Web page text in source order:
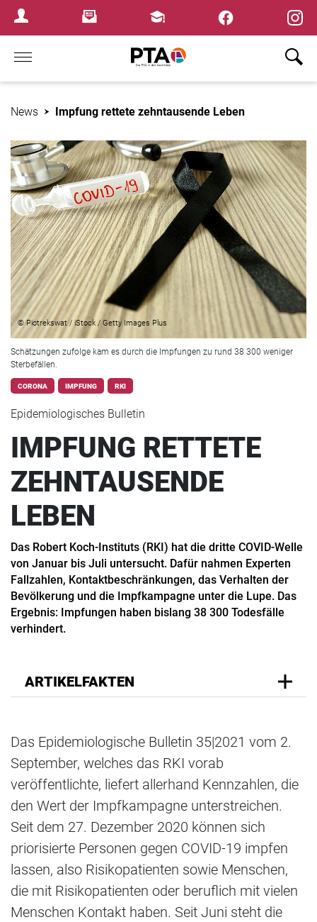
Login MenuNewsletterFortbildungen
Home
News Impfung rettete zehntausende Leben
© Piotrekswat / iStock / Getty Images Plus
Schätzungen zufolge kam es durch die Impfungen zu rund 38 300 weniger
Sterbefällen.
CORONA IMPFUNG RKI
Epidemiologisches Bulletin
IMPFUNG RETTETE
ZEHNTAUSENDE
LEBEN
Das Robert Koch-Instituts (RKI) hat die dritte COVID-Welle
von Januar bis Juli untersucht. Dafür nahmen Experten
Fallzahlen, Kontaktbeschränkungen, das Verhalten der
Bevölkerung und die Impfkampagne unter die Lupe. Das
Ergebnis: Impfungen haben bislang 38 300 Todesfälle
verhindert.
ARTIKELFAKTEN
Das Epidemiologische Bulletin 35|2021 vom 2.
September, welches das RKI vorab
veröffentlichte, liefert allerhand Kennzahlen, die
den Wert der Impfkampagne unterstreichen.
Seit dem 27. Dezember 2020 können sich
priorisierte Personen gegen COVID-19 impfen
lassen, also Risikopatienten sowie Menschen,
die mit Risikopatienten oder beruflich mit vielen
Menschen Kontakt haben. Seit Juni steht die
×